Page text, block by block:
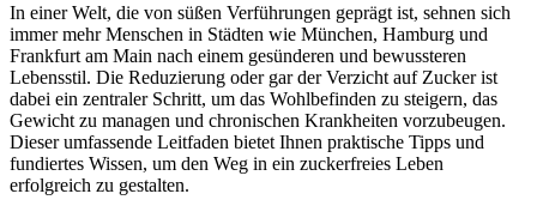
In einer Welt, die von süßen Verführungen geprägt ist, sehnen sich
immer mehr Menschen in Städten wie München, Hamburg und
Frankfurt am Main nach einem gesünderen und bewussteren
Lebensstil. Die Reduzierung oder gar der Verzicht auf Zucker ist
dabei ein zentraler Schritt, um das Wohlbefinden zu steigern, das
Gewicht zu managen und chronischen Krankheiten vorzubeugen.
Dieser umfassende Leitfaden bietet Ihnen praktische Tipps und
fundiertes Wissen, um den Weg in ein zuckerfreies Leben
erfolgreich zu gestalten.